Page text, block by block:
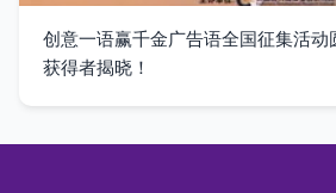
创意一语赢千金广告语全国征集活动
获得者揭晓！